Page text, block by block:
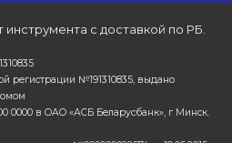
инструмента с доставкой по РБ.
регистрации №191310835, выдано
0000 в ОАО «АСБ Беларусбанк», г Минск.